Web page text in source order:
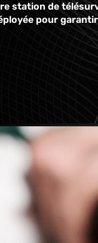
station de
pour